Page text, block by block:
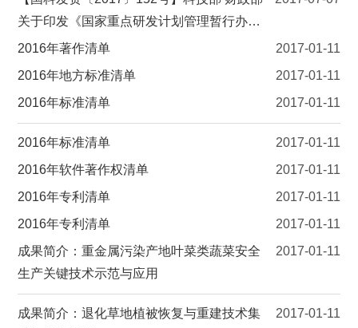
关于印发《国家重点研发计划管理暂行办
法》的通知
2017-01-11
2016年著作清单
2017-01-11
2016年地方标准清单
2017-01-11
2016年标准清单
2017-01-11
2016年标准清单
2017-01-11
2016年软件著作权清单
2017-01-11
2016年专利清单
2017-01-11
2016年专利清单
2017-01-11
成果简介：重金属污染产地叶菜类蔬菜安全
生产关键技术示范与应用
2017-01-11
成果简介：退化草地植被恢复与重建技术集